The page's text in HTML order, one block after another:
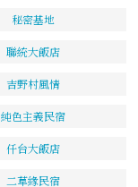
秘密基地
聯統大飯店
吉野村風情
純色主義民宿
仟台大飯店
二草緣民宿